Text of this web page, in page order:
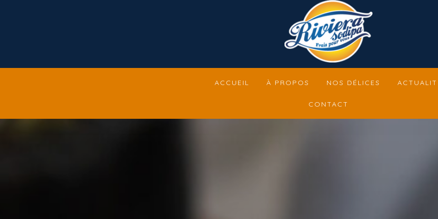
ACCUEIL À PROPOS NOS DÉLICES
CONTACT